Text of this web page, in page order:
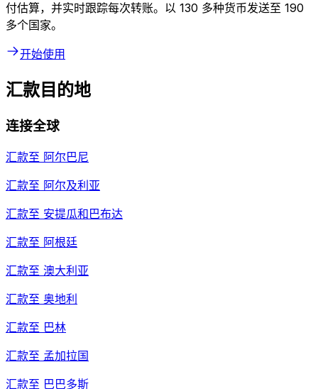
付估算，并实时跟踪每次转账。以 130 多种货币发送至 190
多个国家。
开始使用
汇款目的地
连接全球
汇款至 阿尔巴尼
汇款至 阿尔及利亚
汇款至 安提瓜和巴布达
汇款至 阿根廷
汇款至 澳大利亚
汇款至 奥地利
汇款至 巴林
汇款至 孟加拉国
汇款至 巴巴多斯